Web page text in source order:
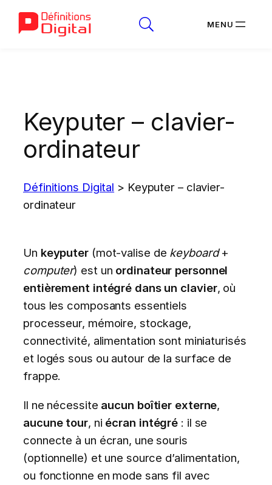
Keyputer – clavier-
ordinateur
Définitions Digital > Keyputer – clavier-
ordinateur
Un keyputer(mot-valise de keyboard+
computer) est un ordinateur personnel
entièrement intégré dans un clavier, où
tous les composants essentiels
processeur, mémoire, stockage,
connectivité, alimentation sont miniaturisés
et logés sous ou autour de la surface de
frappe.
Il ne nécessite aucun boîtier externe,
aucune tour, ni écran intégré : il se
connecte à un écran, une souris
(optionnelle) et une source d’alimentation,
ou fonctionne en mode sans fil avec